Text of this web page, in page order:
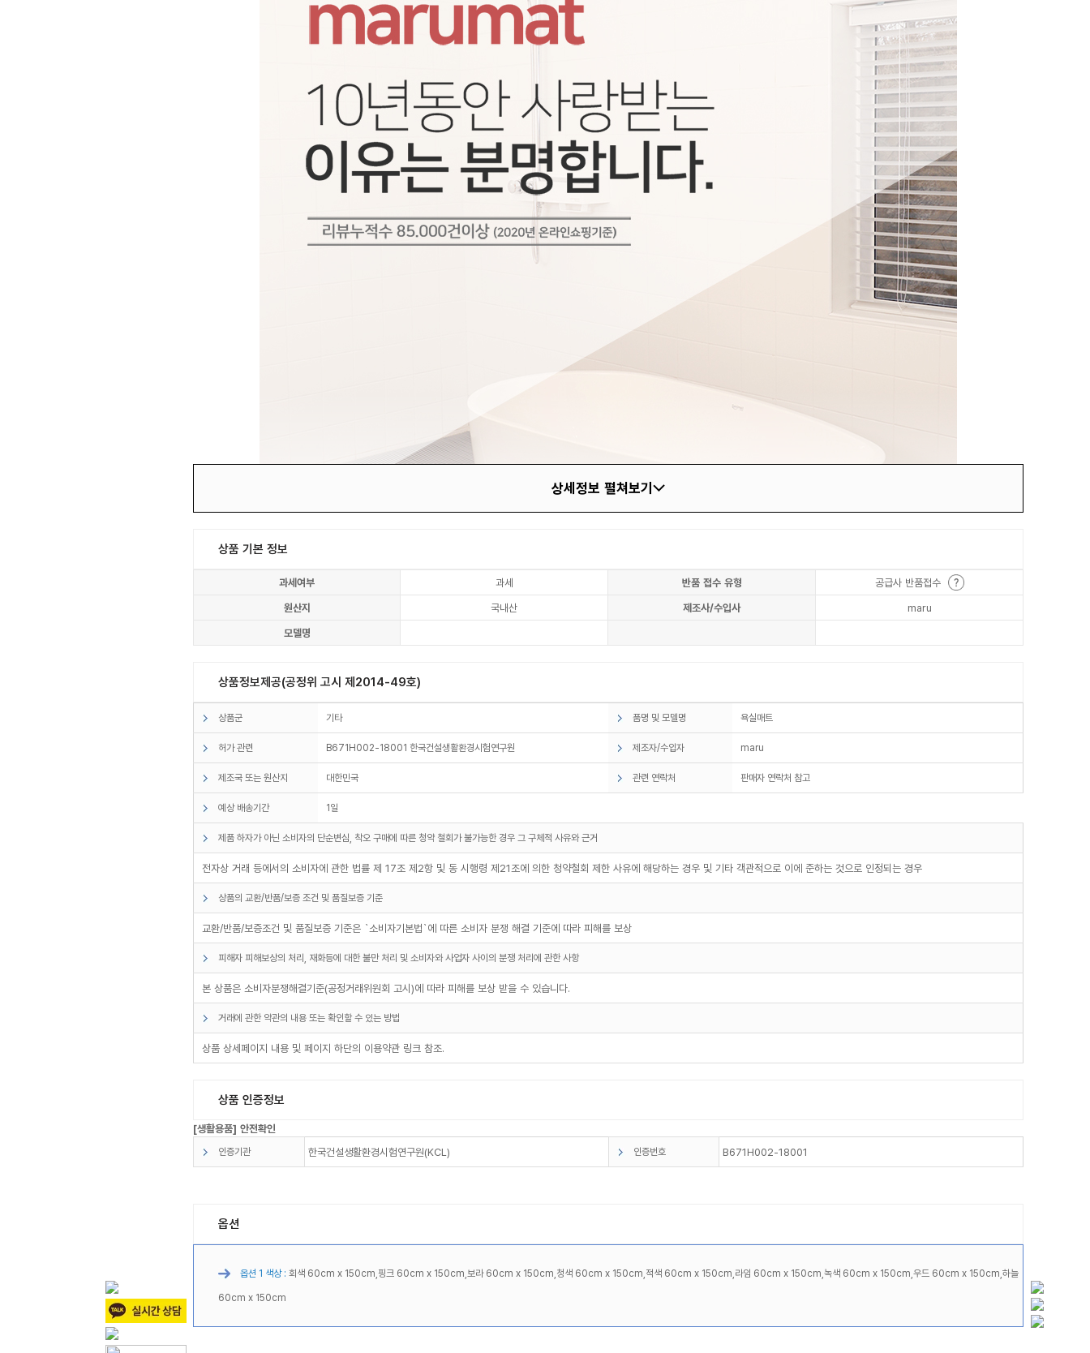
상세정보 펼쳐보기
상품 기본 정보
과세여부 과세 반품 접수 유형
공급사 반품접수
원산지
국내산 제조사/수입사
maru
모델명
상품정보제공(공정위 고시 제2014-49호)
상품군 기타 품명 및 모델명 욕실매트
허가 관련 B671H002-18001 한국건설생활환경시험연구원 제조자/수입자 maru
제조국 또는 원산지 대한민국 관련 연락처 판매자 연락처 참고
예상 배송기간 1일
제품 하자가 아닌 소비자의 단순변심, 착오 구매에 따른 청약 철회가 불가능한 경우 그 구체적 사유와 근거
전자상 거래 등에서의 소비자에 관한 법률 제 17조 제2항 및 동 시행령 제21조에 의한 청약철회 제한 사유에 해당하는 경우 및 기타 객관적으로 이에 준하는 것으로 인정되는 경우
상품의 교환/반품/보증 조건 및 품질보증 기준
교환/반품/보증조건 및 품질보증 기준은 `소비자기본법`에 따른 소비자 분쟁 해결 기준에 따라 피해를 보상
피해자 피해보상의 처리, 재화등에 대한 불만 처리 및 소비자와 사업자 사이의 분쟁 처리에 관한 사항
본 상품은 소비자분쟁해결기준(공정거래위원회 고시)에 따라 피해를 보상 받을 수 있습니다.
거래에 관한 약관의 내용 또는 확인할 수 있는 방법
상품 상세페이지 내용 및 페이지 하단의 이용약관 링크 참조.
상품 인증정보
[생활용품] 안전확인
인증기관 한국건설생활환경시험연구원(KCL) 인증번호 B671H002-18001
옵션
옵션 1 색상 : 회색 60cm x 150cm,핑크 60cm x 150cm,보라 60cm x 150cm,청색 60cm x 150cm,적색 60cm x 150cm,라임 60cm x 150cm,녹색 60cm x 150cm,우드 60cm x 150cm,하늘
60cm x 150cm